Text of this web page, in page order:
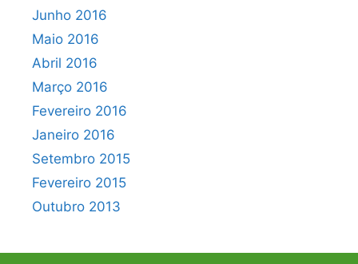
Junho 2016
Maio 2016
Abril 2016
Março 2016
Fevereiro 2016
Janeiro 2016
Setembro 2015
Fevereiro 2015
Outubro 2013